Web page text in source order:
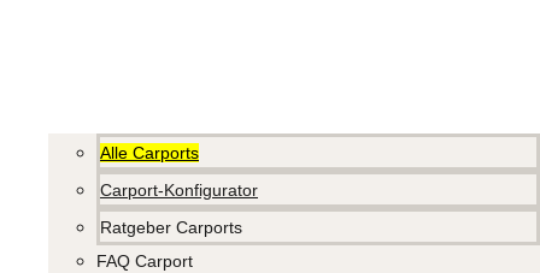
Alle Carports
Carport-Konfigurator
Ratgeber Carports
FAQ Carport